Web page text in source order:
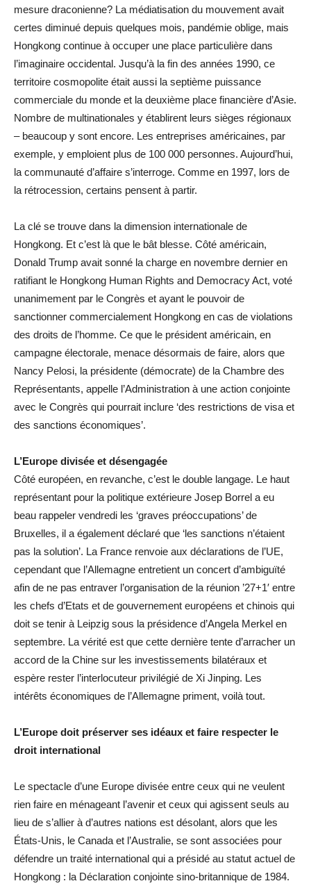
mesure draconienne? La médiatisation du mouvement avait
certes diminué depuis quelques mois, pandémie oblige, mais
Hongkong continue à occuper une place particulière dans
l’imaginaire occidental. Jusqu’à la fin des années 1990, ce
territoire cosmopolite était aussi la septième puissance
commerciale du monde et la deuxième place financière d’Asie.
Nombre de multinationales y établirent leurs sièges régionaux
– beaucoup y sont encore. Les entreprises américaines, par
exemple, y emploient plus de 100 000 personnes. Aujourd’hui,
la communauté d’affaire s’interroge. Comme en 1997, lors de
la rétrocession, certains pensent à partir.
La clé se trouve dans la dimension internationale de
Hongkong. Et c’est là que le bât blesse. Côté américain,
Donald Trump avait sonné la charge en novembre dernier en
ratifiant le Hongkong Human Rights and Democracy Act, voté
unanimement par le Congrès et ayant le pouvoir de
sanctionner commercialement Hongkong en cas de violations
des droits de l’homme. Ce que le président américain, en
campagne électorale, menace désormais de faire, alors que
Nancy Pelosi, la présidente (démocrate) de la Chambre des
Représentants, appelle l’Administration à une action conjointe
avec le Congrès qui pourrait inclure ‘des restrictions de visa et
des sanctions économiques’.
L’Europe divisée et désengagée
Côté européen, en revanche, c’est le double langage. Le haut
représentant pour la politique extérieure Josep Borrel a eu
beau rappeler vendredi les ‘graves préoccupations’ de
Bruxelles, il a également déclaré que ‘les sanctions n’étaient
pas la solution’. La France renvoie aux déclarations de l’UE,
cependant que l’Allemagne entretient un concert d’ambiguïté
afin de ne pas entraver l’organisation de la réunion ’27+1′ entre
les chefs d’Etats et de gouvernement européens et chinois qui
doit se tenir à Leipzig sous la présidence d’Angela Merkel en
septembre. La vérité est que cette dernière tente d’arracher un
accord de la Chine sur les investissements bilatéraux et
espère rester l’interlocuteur privilégié de Xi Jinping. Les
intérêts économiques de l’Allemagne priment, voilà tout.
L’Europe doit préserver ses idéaux et faire respecter le
droit international
Le spectacle d’une Europe divisée entre ceux qui ne veulent
rien faire en ménageant l’avenir et ceux qui agissent seuls au
lieu de s’allier à d’autres nations est désolant, alors que les
États-Unis, le Canada et l’Australie, se sont associées pour
défendre un traité international qui a présidé au statut actuel de
Hongkong : la Déclaration conjointe sino-britannique de 1984.